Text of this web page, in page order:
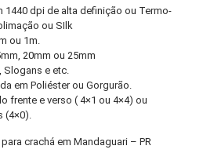
1440 dpi de alta definição ou Termo-
ou SIlk
ou 1m.
20mm ou 25mm
Slogans e etc.
em Poliéster ou Gorgurão.
frente e verso ( 4×1 ou 4×4) ou
(4×0).
para crachá em Mandaguari – PR